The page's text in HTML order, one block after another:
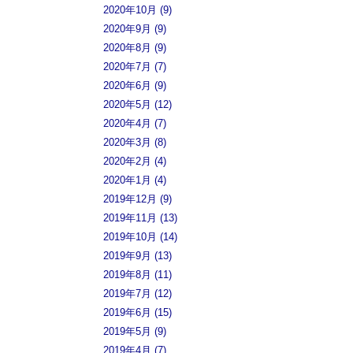
2020年10月 (9)
2020年9月 (9)
2020年8月 (9)
2020年7月 (7)
2020年6月 (9)
2020年5月 (12)
2020年4月 (7)
2020年3月 (8)
2020年2月 (4)
2020年1月 (4)
2019年12月 (9)
2019年11月 (13)
2019年10月 (14)
2019年9月 (13)
2019年8月 (11)
2019年7月 (12)
2019年6月 (15)
2019年5月 (9)
2019年4月 (7)